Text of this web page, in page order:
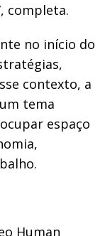
completa.
no início do
contexto, a
tema
espaço
Human